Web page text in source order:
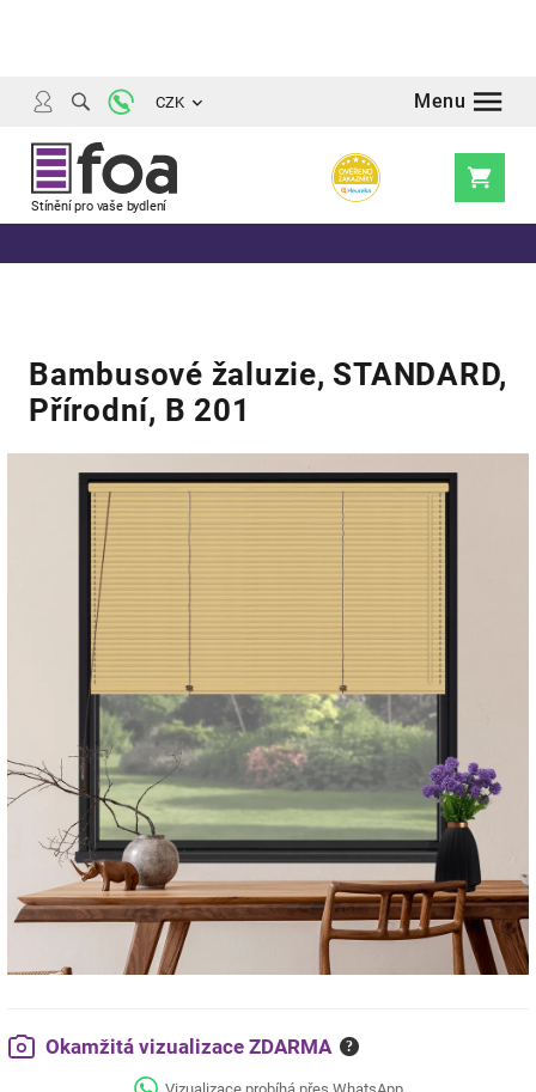
CZK
Nákupní
Bambusové žaluzie, STANDARD,
Přírodní, B 201
Okamžitá vizualizace ZDARMA ?
Vizualizace probíhá přes WhatsApp